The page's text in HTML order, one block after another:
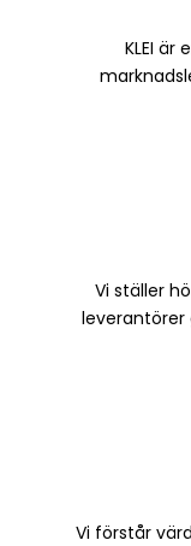
KLEI är
Vi ställer
leverantörer
Vi förstår